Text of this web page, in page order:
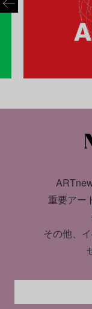
重要アー
その他、